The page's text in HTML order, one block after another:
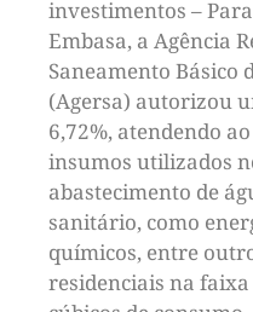
investimentos –
Embasa, a Agência
Saneamento Básico
(Agersa) autorizou
6,72%, atendendo
insumos utilizados
abastecimento de
sanitário, como
químicos, entre
residenciais na